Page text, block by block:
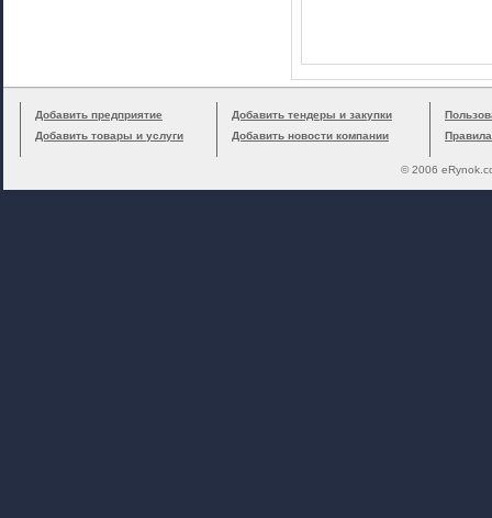
Добавить предприятие
Добавить товары и услуги
Добавить тендеры и закупки
Добавить новости компании
© 2006